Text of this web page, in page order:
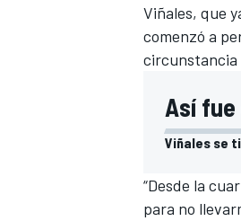
Viñales, que
comenzó a
circunstancia
Así
Viñales se
“Desde la
para no